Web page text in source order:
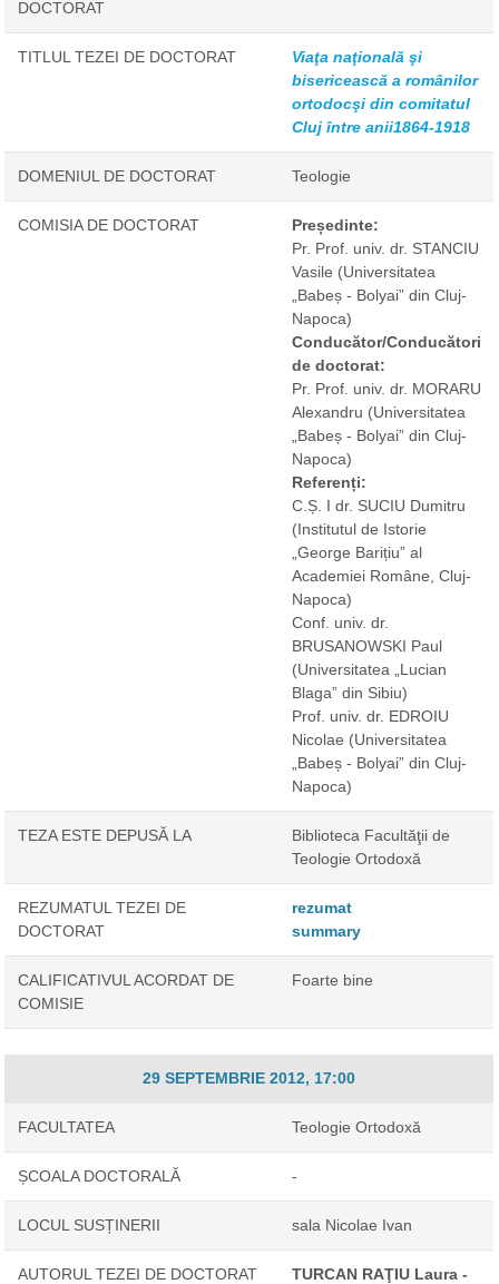
DOCTORAT
TITLUL TEZEI DE DOCTORAT
Viaţa naţională şi
bisericească a românilor
ortodocşi din comitatul
Cluj între anii1864-1918
DOMENIUL DE DOCTORAT Teologie
COMISIA DE DOCTORAT
Președinte:
Pr. Prof. univ. dr. STANCIU
Vasile (Universitatea
„Babeș - Bolyai” din Cluj-
Napoca)
Conducător/Conducători
de doctorat:
Pr. Prof. univ. dr. MORARU
Alexandru (Universitatea
„Babeș - Bolyai” din Cluj-
Napoca)
Referenți:
C.Ș. I dr. SUCIU Dumitru
(Institutul de Istorie
„George Barițiu” al
Academiei Române, Cluj-
Napoca)
Conf. univ. dr.
BRUSANOWSKI Paul
(Universitatea „Lucian
Blaga” din Sibiu)
Prof. univ. dr. EDROIU
Nicolae (Universitatea
„Babeș - Bolyai” din Cluj-
Napoca)
TEZA ESTE DEPUSĂ LA
Biblioteca Facultăţii de
Teologie Ortodoxă
REZUMATUL TEZEI DE
DOCTORAT
rezumat
summary
CALIFICATIVUL ACORDAT DE
COMISIE
Foarte bine
29 SEPTEMBRIE 2012, 17:00
FACULTATEA Teologie Ortodoxă
ȘCOALA DOCTORALĂ -
LOCUL SUSȚINERII sala Nicolae Ivan
AUTORUL TEZEI DE DOCTORAT
TURCAN RAŢIU Laura -